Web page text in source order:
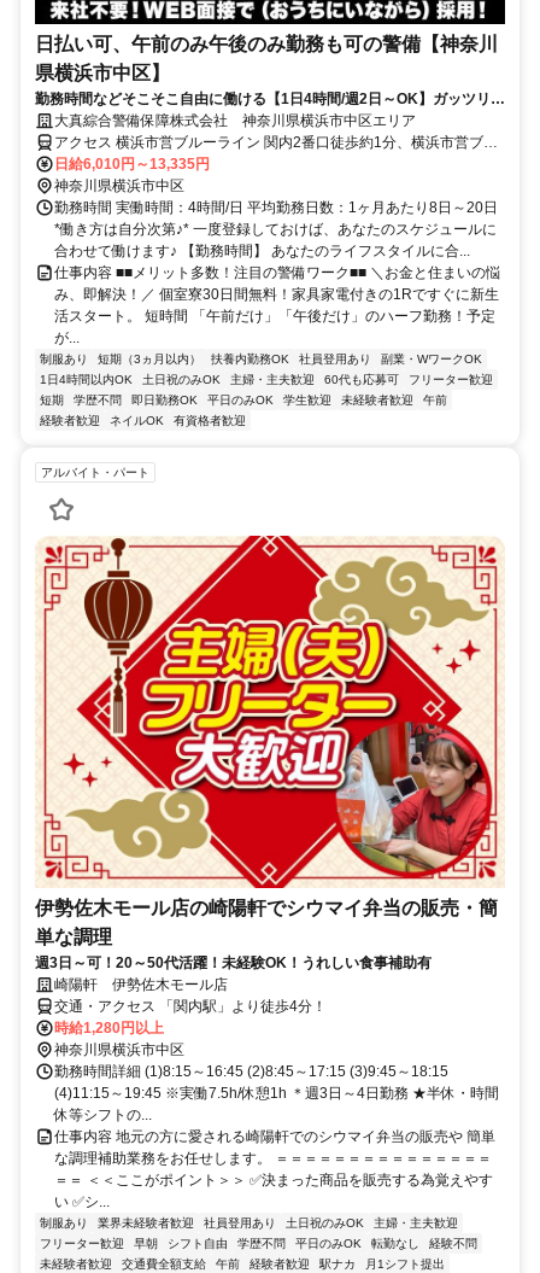
日払い可、午前のみ午後のみ勤務も可の警備【神奈川
県横浜市中区】
勤務時間などそこそこ自由に働ける【1日4時間/週2日～OK】ガッツリ稼
ぎたい方は8時間勤務もOK★
大真綜合警備保障株式会社 神奈川県横浜市中区エリア
アクセス 横浜市営ブルーライン 関内2番口徒歩約1分、横浜市営ブル
ーライン 関内2番口徒歩約1分、横浜高速鉄道みなとみらい線 馬車道
5番口(馬車道口)徒歩約10分 神奈川県横浜市中区エリア(石川町駅、伊
勢佐木長者町駅、関内駅、桜木町駅、日本大通り駅)
日給6,010円～13,335円
神奈川県横浜市中区
勤務時間 実働時間：4時間/日 平均勤務日数：1ヶ月あたり8日～20日
*働き方は自分次第♪* 一度登録しておけば、あなたのスケジュールに
合わせて働けます♪ 【勤務時間】 あなたのライフスタイルに合...
仕事内容 ■■メリット多数！注目の警備ワーク■■ ＼お金と住まいの悩
み、即解決！／ 個室寮30日間無料！家具家電付きの1Rですぐに新生
活スタート。 短時間 「午前だけ」「午後だけ」のハーフ勤務！予定
が...
制服あり 短期（3ヵ月以内） 扶養内勤務OK 社員登用あり
副業・WワークOK
1日4時間以内OK
土日祝のみOK 主婦・主夫歓迎 60代も応募可
フリーター歓迎
短期
学歴不問 即日勤務OK 平日のみOK 学生歓迎 未経験者歓迎
午前
経験者歓迎
ネイルOK 有資格者歓迎
アルバイト・パート
伊勢佐木モール店の崎陽軒でシウマイ弁当の販売・簡
単な調理
週3日～可！20～50代活躍！未経験OK！うれしい食事補助有
崎陽軒 伊勢佐木モール店
交通・アクセス 「関内駅」より徒歩4分！
時給1,280円以上
神奈川県横浜市中区
勤務時間詳細 (1)8:15～16:45 (2)8:45～17:15 (3)9:45～18:15
(4)11:15～19:45 ※実働7.5h/休憩1h ＊週3日～4日勤務 ★半休・時間
休等シフトの...
仕事内容 地元の方に愛される崎陽軒でのシウマイ弁当の販売や 簡単
な調理補助業務をお任せします。 ＝＝＝＝＝＝＝＝＝＝＝＝＝＝＝
＝＝ ＜＜ここがポイント＞＞ ✅決まった商品を販売する為覚えやす
い ✅シ...
制服あり 業界未経験者歓迎 社員登用あり 土日祝のみOK
主婦・主夫歓迎
フリーター歓迎
早朝 シフト自由 学歴不問 平日のみOK 転勤なし
経験不問
未経験者歓迎
交通費全額支給 午前 経験者歓迎 駅ナカ
月1シフト提出